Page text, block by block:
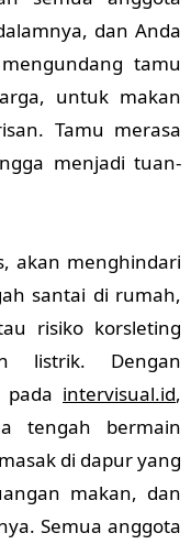
dan Anda
tamu
untuk makan
Tamu merasa
menjadi tuan-
akan menghindari
santai di rumah,
risiko korsleting
listrik. Dengan
pada intervisual.id,
tengah bermain
di dapur yang
makan, dan
Semua anggota